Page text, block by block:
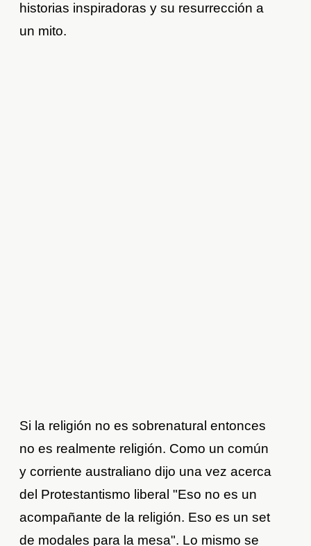
historias inspiradoras y su resurrección a
un mito.
Si la religión no es sobrenatural entonces
no es realmente religión. Como un común
y corriente australiano dijo una vez acerca
del Protestantismo liberal "Eso no es un
acompañante de la religión. Eso es un set
de modales para la mesa". Lo mismo se